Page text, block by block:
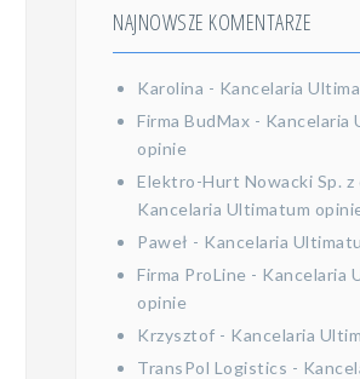
NAJNOWSZE KOMENTARZE
Karolina - Kancelaria
Firma BudMax - Kancelaria
opinie
Elektro-Hurt Nowacki Sp. z
Kancelaria Ultimatum
Paweł - Kancelaria
Firma ProLine - Kancelaria
opinie
Krzysztof - Kancelaria
TransPol Logistics -